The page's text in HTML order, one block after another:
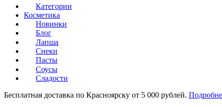
Категории
Косметика
Новинки
Блог
Лапша
Снеки
Пасты
Соусы
Сладости
Бесплатная доставка по Красноярску от 5 000 рублей.